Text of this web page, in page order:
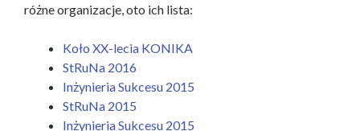
różne organizacje, oto ich lista:
Koło XX-lecia KONIKA
StRuNa 2016
Inżynieria Sukcesu 2015
StRuNa 2015
Inżynieria Sukcesu 2015